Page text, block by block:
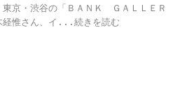
京・渋谷の「ＢＡＮＫ ＧＡＬＬＥＲ
惟さん、イ ...続きを読む